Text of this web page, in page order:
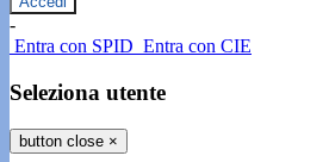
-
Entra con SPID Entra con CIE
Seleziona utente
button close ×